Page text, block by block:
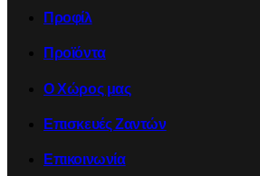
Προφίλ
Προϊόντα
Ο Χώρος μας
Επισκευές Ζαντών
Επικοινωνία